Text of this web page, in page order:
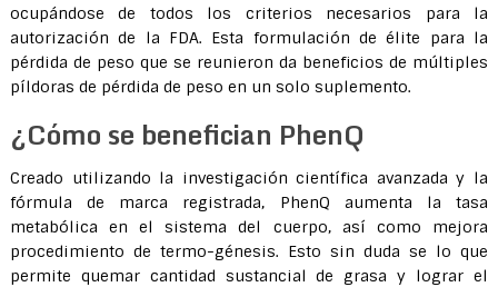
ocupándose de todos los criterios necesarios para la
autorización de la FDA. Esta formulación de élite para la
pérdida de peso que se reunieron da beneficios de múltiples
píldoras de pérdida de peso en un solo suplemento.
¿Cómo se benefician PhenQ
Creado utilizando la investigación científica avanzada y la
fórmula de marca registrada, PhenQ aumenta la tasa
metabólica en el sistema del cuerpo, así como mejora
procedimiento de termo-génesis. Esto sin duda se lo que
permite quemar cantidad sustancial de grasa y lograr el